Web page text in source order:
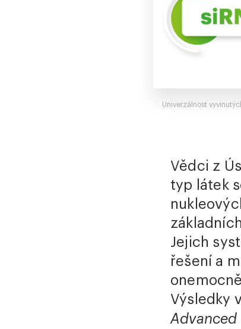
Univerzálnost
Vědci z
typ látek
Jejich
řešení a
Výsledky
Advanced